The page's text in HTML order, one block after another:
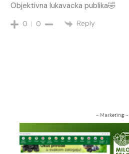
Objektivna lukavacka publika🤣
0 0 Reply
- Marketing -